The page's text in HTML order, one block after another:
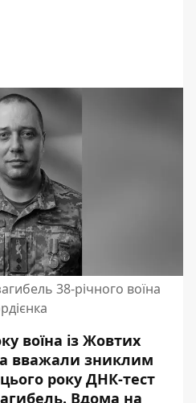
38-річного воїна
воїна із Жовтих
вважали зниклим
року ДНК-тест
Вдома на